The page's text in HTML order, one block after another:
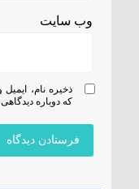
وب‌ سایت
ذخیره نام،
که دوباره